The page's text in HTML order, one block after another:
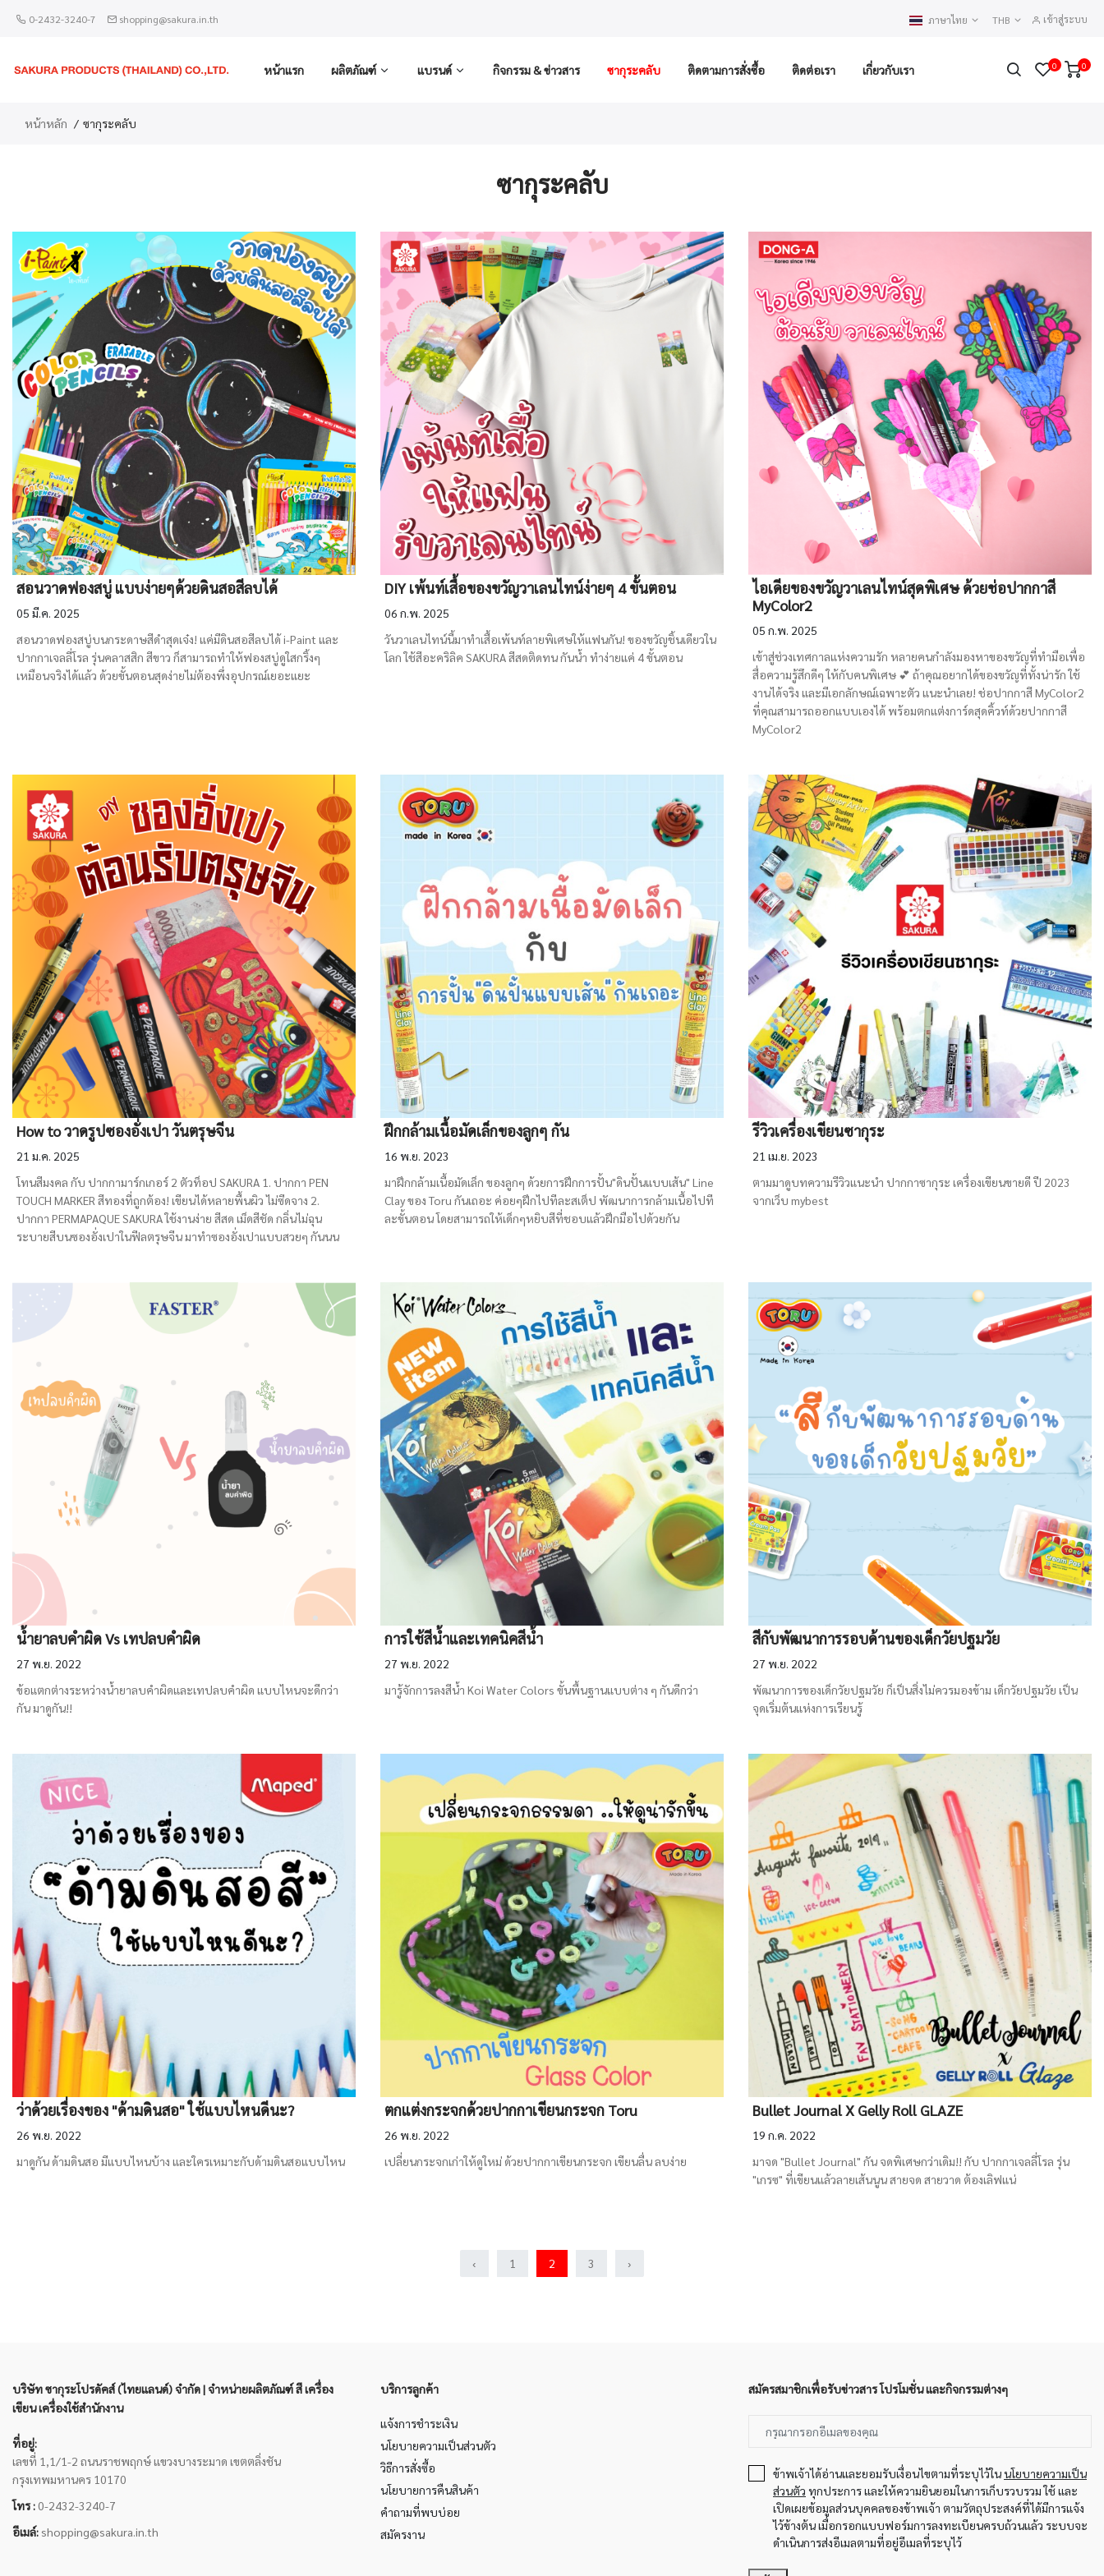
0-2432-3240-7 shopping@sakura.in.th ภาษาไทย THB เข้าสู่ระบบ
หน้าแรก ผลิตภัณฑ์ แบรนด์ กิจกรรม & ข่าวสาร ซากุระคลับ ติดตามการสั่งซื้อ ติดต่อเรา เกี่ยวกับเรา 0 0
หน้าหลัก ซากุระคลับ
ซากุระคลับ
สอนวาดฟองสบู่ แบบง่ายๆด้วยดินสอสีลบได้
05 มี.ค. 2025
สอนวาดฟองสบู่บนกระดาษสีดำสุดเจ๋ง! แค่มีดินสอสีลบได้ i-Paint และ
ปากกาเจลลี่โรล รุ่นคลาสสิก สีขาว ก็สามารถทำให้ฟองสบู่ดูใสกริ้งๆ
เหมือนจริงได้แล้ว ด้วยขั้นตอนสุดง่ายไม่ต้องพึ่งอุปกรณ์เยอะแยะ
DIY เพ้นท์เสื้อของขวัญวาเลนไทน์ง่ายๆ 4 ขั้นตอน
06 ก.พ. 2025
วันวาเลนไทน์นี้มาทำเสื้อเพ้นท์ลายพิเศษให้แฟนกัน! ของขวัญชิ้นเดียวใน
โลก ใช้สีอะคริลิค SAKURA สีสดติดทน กันน้ำ ทำง่ายแค่ 4 ขั้นตอน
ไอเดียของขวัญวาเลนไทน์สุดพิเศษ ด้วยช่อปากกาสี
MyColor2
05 ก.พ. 2025
เข้าสู่ช่วงเทศกาลแห่งความรัก หลายคนกำลังมองหาของขวัญที่ทำมือเพื่อ
สื่อความรู้สึกดีๆ ให้กับคนพิเศษ 💕 ถ้าคุณอยากได้ของขวัญที่ทั้งน่ารัก ใช้
งานได้จริง และมีเอกลักษณ์เฉพาะตัว แนะนำเลย! ช่อปากกาสี MyColor2
ที่คุณสามารถออกแบบเองได้ พร้อมตกแต่งการ์ดสุดคิ้วท์ด้วยปากกาสี
MyColor2
How to วาดรูปซองอั่งเปา วันตรุษจีน
21 ม.ค. 2025
โทนสีมงคล กับ ปากกามาร์กเกอร์ 2 ตัวท็อป SAKURA 1. ปากกา PEN
TOUCH MARKER สีทองที่ถูกต้อง! เขียนได้หลายพื้นผิว ไม่ซีดจาง 2.
ปากกา PERMAPAQUE SAKURA ใช้งานง่าย สีสด เม็ดสีชัด กลิ่นไม่ฉุน
ระบายสีบนซองอั่งเปาในฟีลตรุษจีน มาทำซองอั่งเปาแบบสวยๆ กันนน
ฝึกกล้ามเนื้อมัดเล็กของลูกๆ กัน
16 พ.ย. 2023
มาฝึกกล้ามเนื้อมัดเล็ก ของลูกๆ ด้วยการฝึกการปั้น"ดินปั้นแบบเส้น" Line
Clay ของ Toru กันเถอะ ค่อยๆฝึกไปทีละสเต็ป พัฒนาการกล้ามเนื้อไปที
ละขั้นตอน โดยสามารถให้เด็กๆหยิบสีที่ชอบแล้วฝึกมือไปด้วยกัน
รีวิวเครื่องเขียนซากุระ
21 เม.ย. 2023
ตามมาดูบทความรีวิวแนะนำ ปากกาซากุระ เครื่องเขียนขายดี ปี 2023
จากเว็บ mybest
น้ำยาลบคำผิด Vs เทปลบคำผิด
27 พ.ย. 2022
ข้อแตกต่างระหว่างน้ำยาลบคำผิดและเทปลบคำผิด แบบไหนจะดีกว่า
กัน มาดูกัน!!
การใช้สีน้ำและเทคนิคสีน้ำ
27 พ.ย. 2022
มารู้จักการลงสีน้ำ Koi Water Colors ขั้นพื้นฐานแบบต่าง ๆ กันดีกว่า
สีกับพัฒนาการรอบด้านของเด็กวัยปฐมวัย
27 พ.ย. 2022
พัฒนาการของเด็กวัยปฐมวัย ก็เป็นสิ่งไม่ควรมองข้าม เด็กวัยปฐมวัย เป็น
จุดเริ่มต้นแห่งการเรียนรู้
ว่าด้วยเรื่องของ "ด้ามดินสอ" ใช้แบบไหนดีนะ?
26 พ.ย. 2022
มาดูกัน ด้ามดินสอ มีแบบไหนบ้าง และใครเหมาะกับด้ามดินสอแบบไหน
ตกแต่งกระจกด้วยปากกาเขียนกระจก Toru
26 พ.ย. 2022
เปลี่ยนกระจกเก่าให้ดูใหม่ ด้วยปากกาเขียนกระจก เขียนลื่น ลบง่าย
Bullet Journal X Gelly Roll GLAZE
19 ก.ค. 2022
มาจด "Bullet Journal" กัน จดพิเศษกว่าเดิม!! กับ ปากกาเจลลี่โรล รุ่น
"เกรซ" ที่เขียนแล้วลายเส้นนูน สายจด สายวาด ต้องเลิฟแน่
‹ 1 2 3 ›
บริษัท ซากุระโปรดัคส์ (ไทยแลนด์) จำกัด | จำหน่ายผลิตภัณฑ์ สี เครื่อง
เขียน เครื่องใช้สำนักงาน
ที่อยู่:
เลขที่ 1,1/1-2 ถนนราชพฤกษ์ แขวงบางระมาด เขตตลิ่งชัน
กรุงเทพมหานคร 10170
โทร : 0-2432-3240-7
อีเมล์: shopping@sakura.in.th
บริการลูกค้า
แจ้งการชำระเงิน
นโยบายความเป็นส่วนตัว
วิธีการสั่งซื้อ
นโยบายการคืนสินค้า
คำถามที่พบบ่อย
สมัครงาน
สมัครสมาชิกเพื่อรับข่าวสาร โปรโมชั่น และกิจกรรมต่างๆ
ข้าพเจ้าได้อ่านและยอมรับเงื่อนไขตามที่ระบุไว้ในนโยบายความเป็น
ส่วนตัว ทุกประการ และให้ความยินยอมในการเก็บรวบรวม ใช้ และ
เปิดเผยข้อมูลส่วนบุคคลของข้าพเจ้า ตามวัตถุประสงค์ที่ได้มีการแจ้ง
ไว้ข้างต้น เมื่อกรอกแบบฟอร์มการลงทะเบียนครบถ้วนแล้ว ระบบจะ
ดำเนินการส่งอีเมลตามที่อยู่อีเมลที่ระบุไว้